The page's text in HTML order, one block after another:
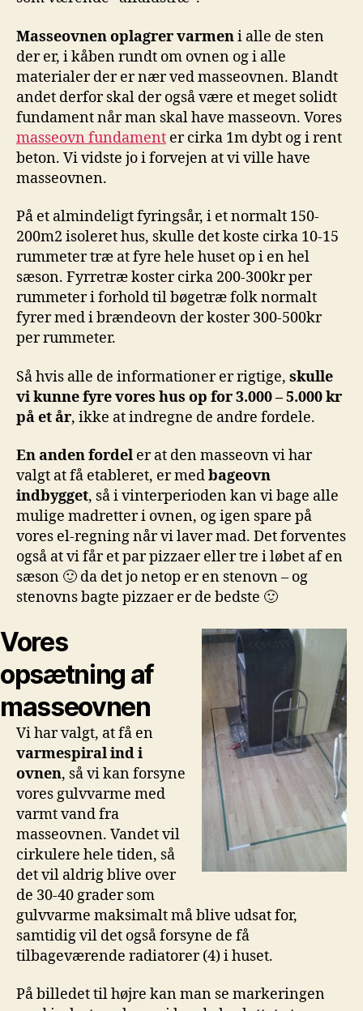
Masseovnen oplagrer varmeni alle de sten
der er, i kåben rundt om ovnen og i alle
materialer der er nær ved masseovnen. Blandt
andet derfor skal der også være et meget solidt
fundament når man skal have masseovn. Vores
masseovn fundament er cirka 1m dybt og i rent
beton. Vi vidste jo i forvejen at vi ville have
masseovnen.
På et almindeligt fyringsår, i et normalt 150-
200m2 isoleret hus, skulle det koste cirka 10-15
rummeter træ at fyre hele huset op i en hel
sæson. Fyrretræ koster cirka 200-300kr per
rummeter i forhold til bøgetræ folk normalt
fyrer med i brændeovn der koster 300-500kr
per rummeter.
Så hvis alle de informationer er rigtige, skulle
vi kunne fyre vores hus op for 3.000 – 5.000 kr
på et år, ikke at indregne de andre fordele.
En anden fordel er at den masseovn vi har
valgt at få etableret, er medbageovn
indbygget, så i vinterperioden kan vi bage alle
mulige madretter i ovnen, og igen spare på
vores el-regning når vi laver mad. Det forventes
også at vi får et par pizzaer eller tre i løbet af en
sæson 🙂 da det jo netop er en stenovn – og
stenovns bagte pizzaer er de bedste 🙂
Vores
opsætning af
masseovnen
Vi har valgt, at få en
varmespiral ind i
ovnen, så vi kan forsyne
vores gulvvarme med
varmt vand fra
masseovnen. Vandet vil
cirkulere hele tiden, så
det vil aldrig blive over
de 30-40 grader som
gulvvarme maksimalt må blive udsat for,
samtidig vil det også forsyne de få
tilbageværende radiatorer (4) i huset.
På billedet til højre kan man se markeringen